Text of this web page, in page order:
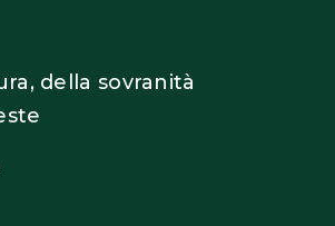
della sovranità